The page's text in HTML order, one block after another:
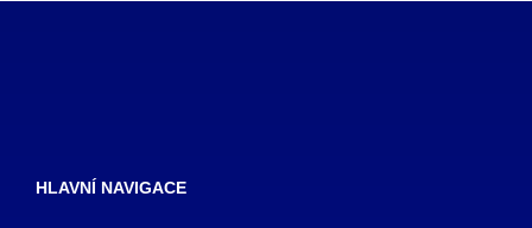
HLAVNÍ NAVIGACE